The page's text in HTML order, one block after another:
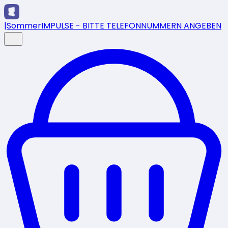
|SommerIMPULSE - BITTE TELEFONNUMMERN ANGEBEN